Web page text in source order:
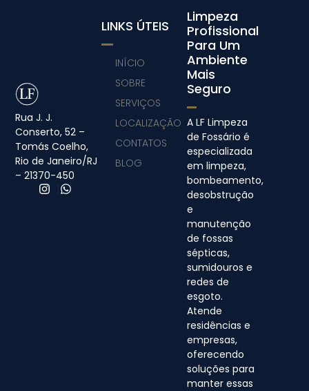
Rua J. J.
Conserto, 52 –
Tomás Coelho,
Rio de Janeiro/RJ
– 21370-450
Limpeza
Profissional
Para Um
Ambiente
Mais
Seguro
A LF Limpeza
de Fossário é
especializada
em limpeza,
bombeamento,
desobstrução
e
manutenção
de fossas
sépticas,
sumidouros e
redes de
esgoto.
Atende
residências e
empresas,
oferecendo
soluções para
manter essas
LINKS ÚTEIS
INÍCIO
SOBRE
SERVIÇOS
LOCALIZAÇÃO
CONTATOS
BLOG